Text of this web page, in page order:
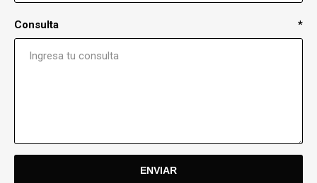
Consulta *